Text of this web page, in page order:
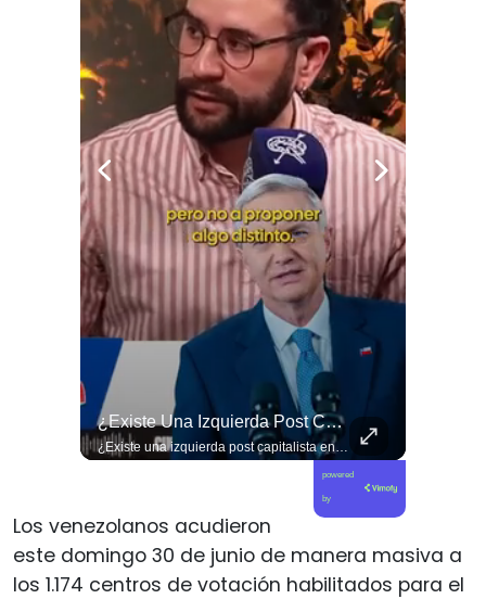
¿Existe Una Izquierda Post Capitalista En Chile?
¿Existe una izquierda post capitalista en Chile? 🤔 Esta semana tuvimos panelazo en Gobierno de Emergencia con @giordanociudadano @jpsanhuezatortella y @naticastilloabogada 🔥
powered
by
Los venezolanos acudieron
este domingo 30 de junio de manera masiva a
los 1.174 centros de votación habilitados para el